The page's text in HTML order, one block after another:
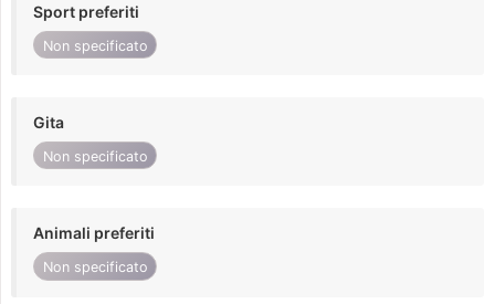
Sport preferiti
Non specificato
Gita
Non specificato
Animali preferiti
Non specificato